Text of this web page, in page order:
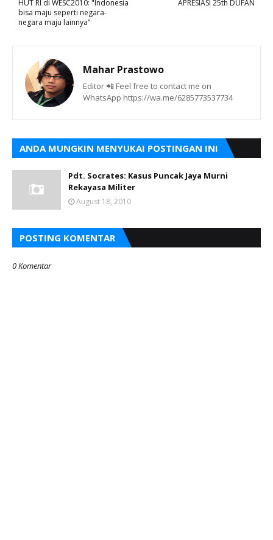
APRESIASI 25th DUFAN
HUT RI di WESC2010: "Indonesia
bisa maju seperti negara-
negara maju lainnya"
Mahar Prastowo
Editor 📲 Feel free to contact me on
WhatsApp https://wa.me/6285773537734
ANDA MUNGKIN MENYUKAI POSTINGAN INI
Pdt. Socrates: Kasus Puncak Jaya Murni
Rekayasa Militer
August 18, 2010
POSTING KOMENTAR
0 Komentar